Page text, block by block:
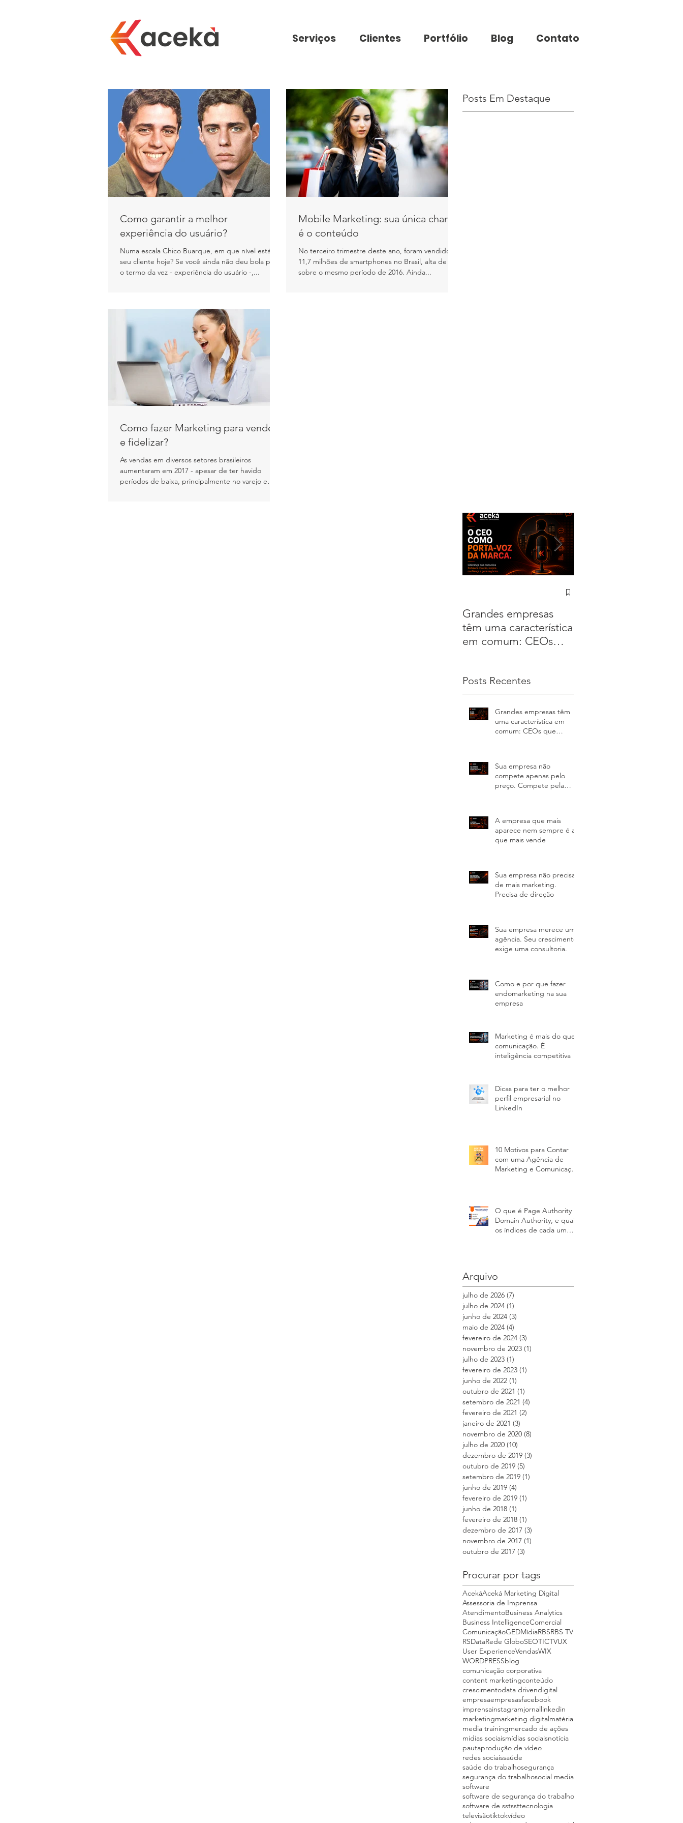
Serviços Clientes Portfólio Blog Contato
Como garantir a melhor
experiência do usuário?
Numa escala Chico Buarque, em que nível está
seu cliente hoje? Se você ainda não deu bola para
o termo da vez - experiência do usuário -,...
Mobile Marketing: sua única chance
é o conteúdo
No terceiro trimestre deste ano, foram vendidos
11,7 milhões de smartphones no Brasil, alta de 5%
sobre o mesmo período de 2016. Ainda...
Como fazer Marketing para vender
e fidelizar?
As vendas em diversos setores brasileiros
aumentaram em 2017 - apesar de ter havido
períodos de baixa, principalmente no varejo e
Posts Em Destaque
Grandes empresas
têm uma característica
em comum: CEOs
Posts Recentes
Grandes empresas têm
uma característica em
comum: CEOs que
Sua empresa não
compete apenas pelo
preço. Compete pela
A empresa que mais
aparece nem sempre é a
que mais vende
Sua empresa não precisa
de mais marketing.
Precisa de direção
Sua empresa merece uma
agência. Seu crescimento
exige uma consultoria.
Como e por que fazer
endomarketing na sua
empresa
Marketing é mais do que
comunicação. É
inteligência competitiva
Dicas para ter o melhor
perfil empresarial no
LinkedIn
10 Motivos para Contar
com uma Agência de
Marketing e Comunicação
O que é Page Authority e
Domain Authority, e quais
os índices de cada um
Arquivo
julho de 2026 (7)
julho de 2024 (1)
junho de 2024 (3)
maio de 2024 (4)
fevereiro de 2024 (3)
novembro de 2023 (1)
julho de 2023 (1)
fevereiro de 2023 (1)
junho de 2022 (1)
outubro de 2021 (1)
setembro de 2021 (4)
fevereiro de 2021 (2)
janeiro de 2021 (3)
novembro de 2020 (8)
julho de 2020 (10)
dezembro de 2019 (3)
outubro de 2019 (5)
setembro de 2019 (1)
junho de 2019 (4)
fevereiro de 2019 (1)
junho de 2018 (1)
fevereiro de 2018 (1)
dezembro de 2017 (3)
novembro de 2017 (1)
outubro de 2017 (3)
Procurar por tags
AcekáAceká Marketing Digital
Assessoria de Imprensa
AtendimentoBusiness Analytics
Business IntelligenceComercial
ComunicaçãoGEDMídiaRBSRBS TV
RSDataRede GloboSEOTICTVUX
User ExperienceVendasWIX
WORDPRESSblog
comunicação corporativa
content marketingconteúdo
crescimentodata drivendigital
empresaempresasfacebook
imprensainstagramjornallinkedin
marketingmarketing digitalmatéria
media trainingmercado de ações
midias sociaismídias sociaisnotícia
pautaprodução de vídeo
redes sociaissaúde
saúde do trabalhosegurança
segurança do trabalhosocial media
software
software de segurança do trabalho
software de sstssttecnologia
televisãotiktokvídeo